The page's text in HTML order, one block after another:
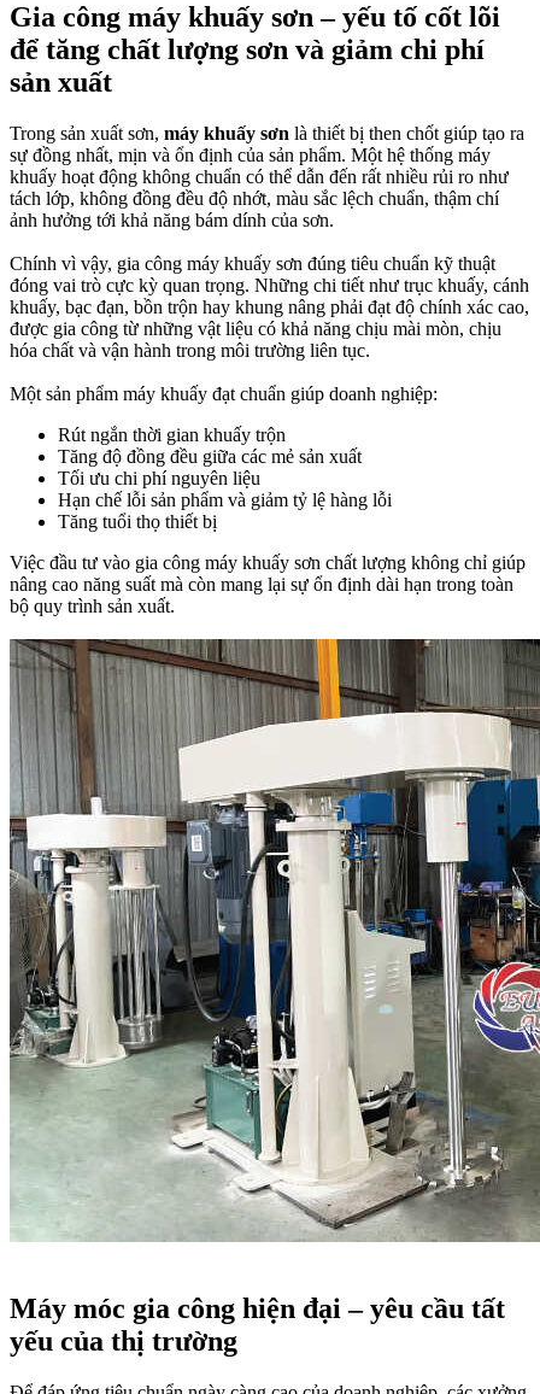
Gia công máy khuấy sơn – yếu tố cốt lõi
để tăng chất lượng sơn và giảm chi phí
sản xuất
Trong sản xuất sơn, máy khuấy sơn là thiết bị then chốt giúp tạo ra
sự đồng nhất, mịn và ổn định của sản phẩm. Một hệ thống máy
khuấy hoạt động không chuẩn có thể dẫn đến rất nhiều rủi ro như
tách lớp, không đồng đều độ nhớt, màu sắc lệch chuẩn, thậm chí
ảnh hưởng tới khả năng bám dính của sơn.
Chính vì vậy, gia công máy khuấy sơn đúng tiêu chuẩn kỹ thuật
đóng vai trò cực kỳ quan trọng. Những chi tiết như trục khuấy, cánh
khuấy, bạc đạn, bồn trộn hay khung nâng phải đạt độ chính xác cao,
được gia công từ những vật liệu có khả năng chịu mài mòn, chịu
hóa chất và vận hành trong môi trường liên tục.
Một sản phẩm máy khuấy đạt chuẩn giúp doanh nghiệp:
Rút ngắn thời gian khuấy trộn
Tăng độ đồng đều giữa các mẻ sản xuất
Tối ưu chi phí nguyên liệu
Hạn chế lỗi sản phẩm và giảm tỷ lệ hàng lỗi
Tăng tuổi thọ thiết bị
Việc đầu tư vào gia công máy khuấy sơn chất lượng không chỉ giúp
nâng cao năng suất mà còn mang lại sự ổn định dài hạn trong toàn
bộ quy trình sản xuất.
Máy móc gia công hiện đại – yêu cầu tất
yếu của thị trường